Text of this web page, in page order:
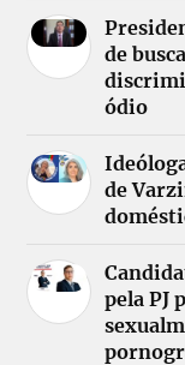
de
ódio
de
pela PJ